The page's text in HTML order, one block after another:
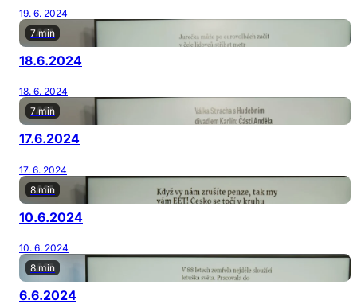
19. 6. 2024
7 min
18.6.2024
18. 6. 2024
7 min
17.6.2024
17. 6. 2024
8 min
10.6.2024
10. 6. 2024
8 min
6.6.2024